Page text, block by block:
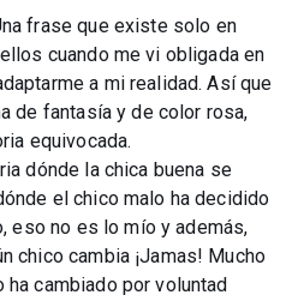
frase que existe solo en
cuando me vi obligada en
a mi realidad. Así que
de fantasía y de color rosa,
equivocada.
dónde la chica buena se
el chico malo ha decidido
eso no es lo mío y además,
chico cambia ¡Jamas! Mucho
ha cambiado por voluntad